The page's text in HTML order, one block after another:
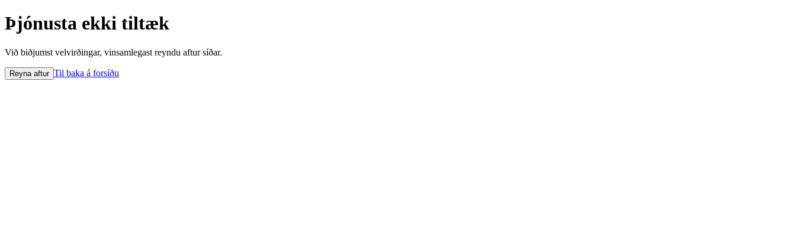
Þjónusta ekki tiltæk
Við biðjumst velvirðingar, vinsamlegast reyndu aftur síðar.
Reyna aftur Til baka á forsíðu